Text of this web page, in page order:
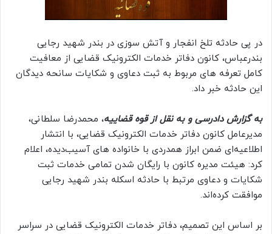
در پی حادثه تلخ انفجار و آتش سوزی در بندر شهید رجایی
بندرعباس، کانون دفاتر خدمات الکترونیک قضایی از معافیت
کامل تعرفه های مربوط به ثبت دعاوی و شکایات سانحه دیدگان
این حادثه خبر داد.
به گزارش دادرسیو به نقل از قوه قضاییه، محمدرضا سلطانی،
مدیرعامل کانون دفاتر خدمات الکترونیک قضایی، با انتشار
اطلاعیه‌ای ضمن ابراز همدردی با خانواده های آسیب‌دیده، اعلام
کرد: هیئت مدیره کانون با رایگان شدن تمامی خدمات ثبت
شکایات و دعاوی مرتبط با حادثه اسکله بندر شهید رجایی
موافقت کرده‌اند.
بر اساس این تصمیم، دفاتر خدمات الکترونیک قضایی در سراسر